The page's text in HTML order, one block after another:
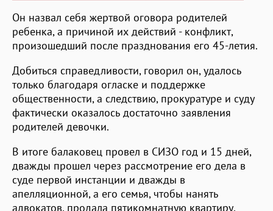
Он назвал себя жертвой оговора родителей
ребенка, а причиной их действий - конфликт,
произошедший после празднования его 45-летия.
Добиться справедливости, говорил он, удалось
только благодаря огласке и поддержке
общественности, а следствию, прокуратуре и суду
фактически оказалось достаточно заявления
родителей девочки.
В итоге балаковец провел в СИЗО год и 15 дней,
дважды прошел через рассмотрение его дела в
суде первой инстанции и дважды в
апелляционной, а его семья, чтобы нанять
адвокатов, продала пятикомнатную квартиру,